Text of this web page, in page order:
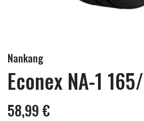
Nankang
Econex NA-1
58,99 €